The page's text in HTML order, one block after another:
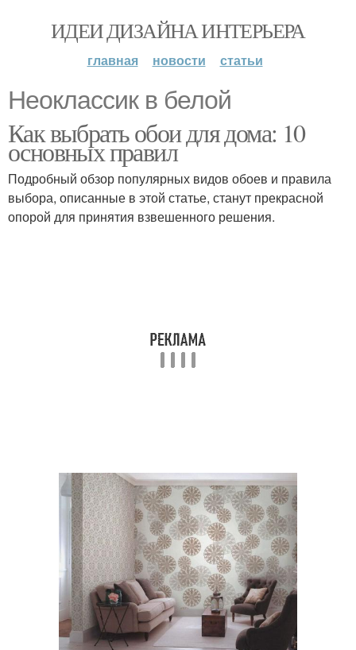
ИДЕИ ДИЗАЙНА ИНТЕРЬЕРА
главная новости статьи
Неоклассик в белой
Как выбрать обои для дома: 10
основных правил
Подробный обзор популярных видов обоев и правила
выбора, описанные в этой статье, станут прекрасной
опорой для принятия взвешенного решения.